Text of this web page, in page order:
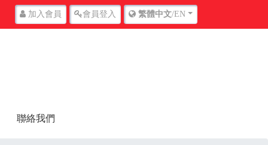
加入會員 會員登入 繁體中文/EN
聯絡我們